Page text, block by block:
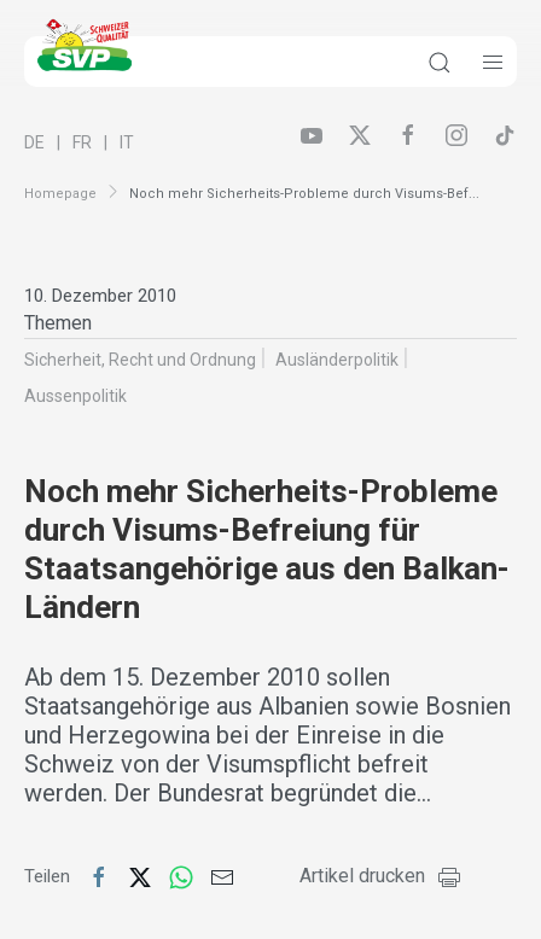
Homepage Noch mehr Sicherheits-Probleme durch Visums-Bef...
DE FR IT
10. Dezember 2010
Themen
Sicherheit, Recht und Ordnung
Ausländer­politik
Aussenpolitik
Noch mehr Sicherheits-Probleme
durch Visums-Befreiung für
Staatsangehörige aus den Balkan-
Ländern
Ab dem 15. Dezember 2010 sollen
Staatsangehörige aus Albanien sowie Bosnien
und Herzegowina bei der Einreise in die
Schweiz von der Visumspflicht befreit
werden. Der Bundesrat begründet die…
Teilen Artikel drucken